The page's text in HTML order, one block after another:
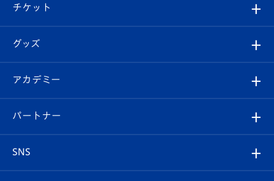
チケット
イベント
メディア
ホームタウン
エンブレム紹介
スタッフプロフィール
マスコット紹介
はじめての観戦ガイド
Revive Team
ヴィヴィくんの長崎おもてなしガイド
試合日程/結果
フォトギャラリー
スタジアムグルメ
チケット
チケット
V-LOVERS（ファンクラブ）
プレイヤーズスイート
グッズ
オンラインショップ
店舗情報
アカデミー
育成からのお知らせ
U-18
パートナー
SNS